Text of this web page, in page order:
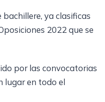
ya clasificas
2022 que se
por las convocatorias
lugar en todo el